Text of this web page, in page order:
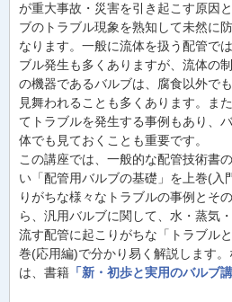
が重大事故・災害を引き起こす原因
ブのトラブル現象を熟知して未然に
なります。一般に流体を扱う配管で
ブル発生も多くありますが、流体の
の機器であるバルブは、腐食以外で
見舞われることも多くあります。ま
てトラブルを発生する事例もあり、
体でも見ておくことも重要です。
この講座では、一般的な配管技術書
い「配管用バルブの基礎」を上巻(入
りがちな様々なトラブルの事例とそ
ら、汎用バルブに関して、水・蒸気
流す配管に起こりがちな「トラブル
巻(応用編)で分かり易く解説します
は、書籍 「新・初歩と実用のバルブ講